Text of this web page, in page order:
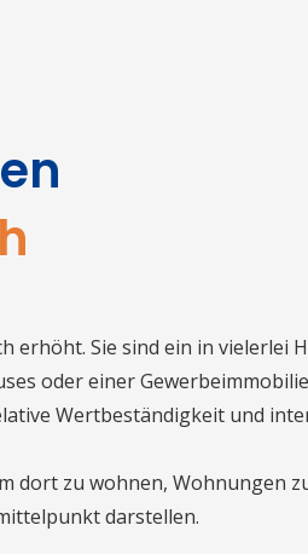
erhöht. Sie sind ein in vielerlei
oder einer
Wertbeständigkeit und
dort zu wohnen, Wohnungen
darstellen.